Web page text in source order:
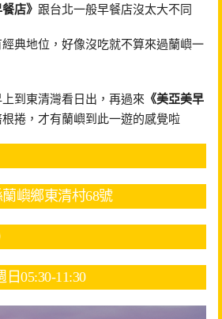
店》 跟台北一般早餐店沒太大不同
典地位，好像沒吃就不算來過蘭嶼一
到東清灣看日出，再過來 《美亞美早
捲，才有蘭嶼到此一遊的感覺啦
嶼鄉東清村68號
05:30-11:30